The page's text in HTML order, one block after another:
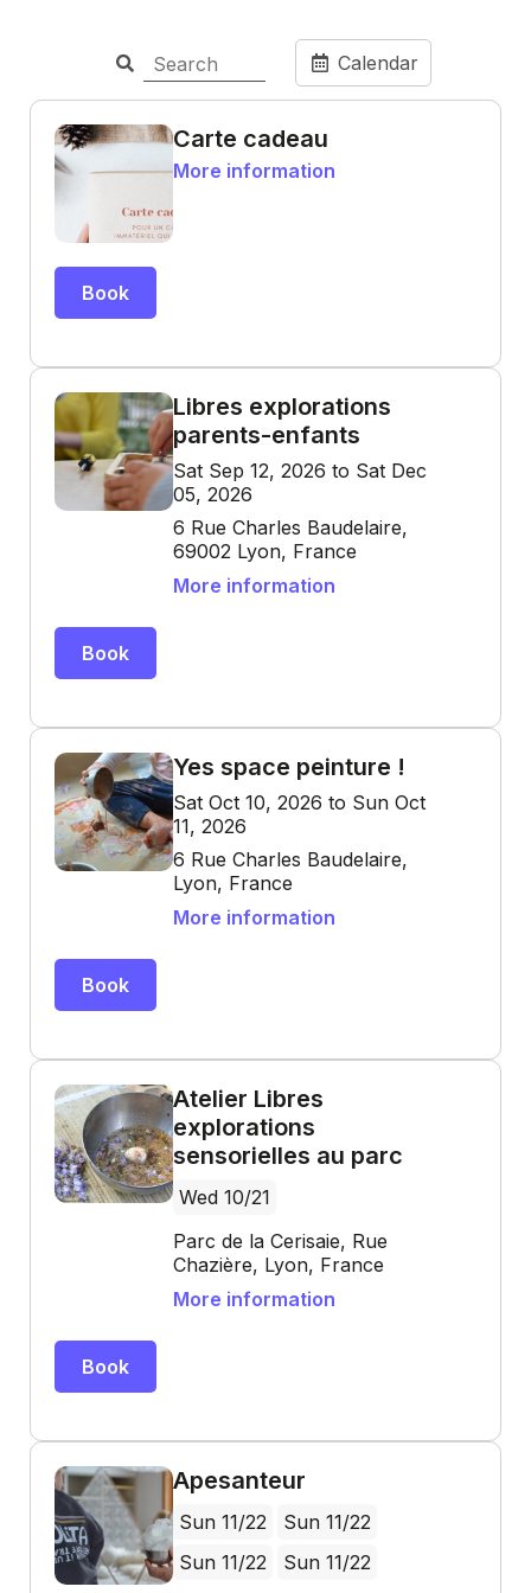
Calendar
Carte cadeau
More information
Book
Libres explorations
parents-enfants
Sat Sep 12, 2026 to Sat Dec
05, 2026
6 Rue Charles Baudelaire,
69002 Lyon, France
More information
Book
Yes space peinture !
Sat Oct 10, 2026 to Sun Oct
11, 2026
6 Rue Charles Baudelaire,
Lyon, France
More information
Book
Atelier Libres
explorations
sensorielles au parc
Wed 10/21
Parc de la Cerisaie, Rue
Chazière, Lyon, France
More information
Book
Apesanteur
Sun 11/22
Sun 11/22
Sun 11/22
Sun 11/22